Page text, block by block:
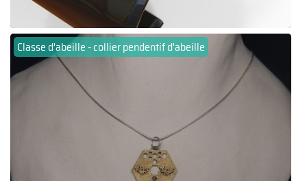
Classe d'abeille - collier pendentif d'abeille